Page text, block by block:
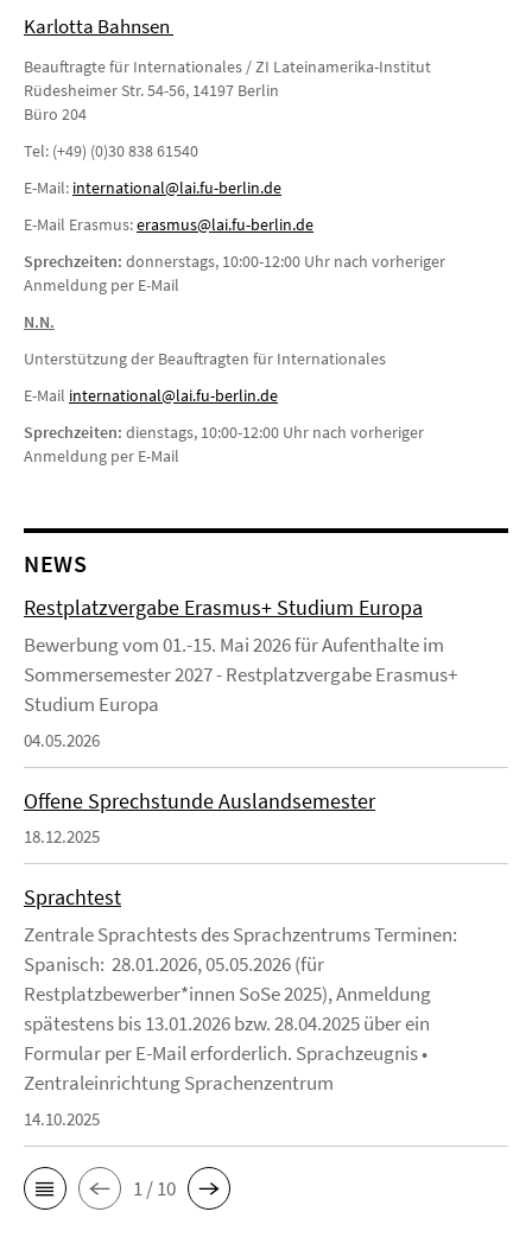
Karlotta Bahnsen
Beauftragte für Internationales / ZI Lateinamerika-Institut
Rüdesheimer Str. 54-56, 14197 Berlin
Büro 204
Tel: (+49) (0)30 838 61540
E-Mail: international@lai.fu-berlin.de
E-Mail Erasmus:erasmus@lai.fu-berlin.de
Sprechzeiten: donnerstags, 10:00-12:00 Uhr nach vorheriger
Anmeldung per E-Mail
N.N.
Unterstützung der Beauftragten für Internationales
E-Mail international@lai.fu-berlin.de
Sprechzeiten: dienstags, 10:00-12:00 Uhr nach vorheriger
Anmeldung per E-Mail
NEWS
Restplatzvergabe Erasmus+ Studium Europa
Bewerbung vom 01.-15. Mai 2026 für Aufenthalte im
Sommersemester 2027 - Restplatzvergabe Erasmus+
Studium Europa
04.05.2026
Offene Sprechstunde Auslandsemester
18.12.2025
Sprachtest
Zentrale Sprachtests des Sprachzentrums Terminen:
Spanisch: 28.01.2026, 05.05.2026 (für
Restplatzbewerber*innen SoSe 2025), Anmeldung
spätestens bis 13.01.2026 bzw. 28.04.2025 über ein
Formular per E-Mail erforderlich. Sprachzeugnis •
Zentraleinrichtung Sprachenzentrum
14.10.2025
1 / 10